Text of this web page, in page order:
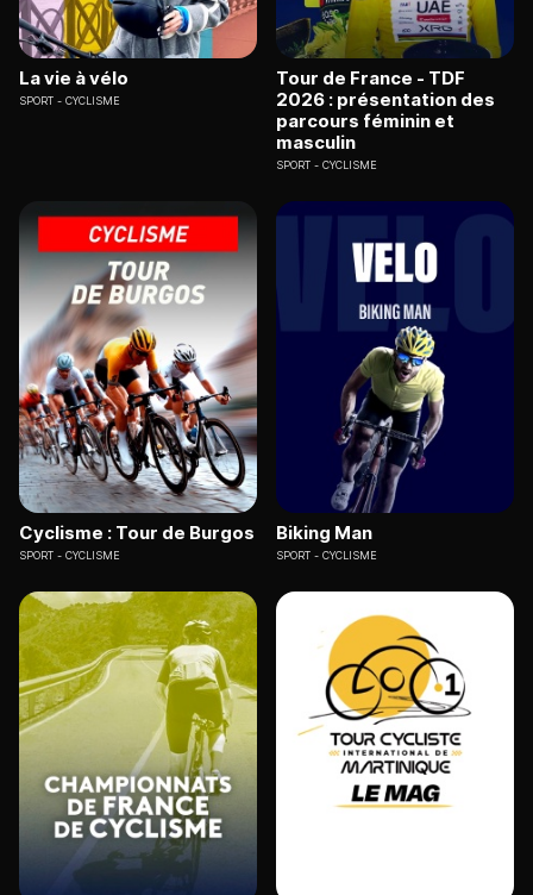
La vie à vélo
SPORT CYCLISME
Tour de France - TDF
2026 : présentation des
parcours féminin et
masculin
SPORT CYCLISME
Cyclisme : Tour de Burgos
SPORT CYCLISME
Biking Man
SPORT CYCLISME